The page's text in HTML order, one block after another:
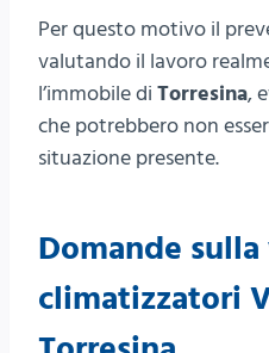
Per questo motivo il
valutando il lavoro
l’immobile di Torresina,
che potrebbero non
situazione presente.
Domande
climatizzatori